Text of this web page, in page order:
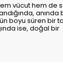
hem vücut hem de
anında
boyu süren bir
ise, doğal bir